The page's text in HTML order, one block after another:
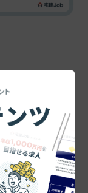
に及び、工事
数も多いた
算ミスは会社
つながる可能
ですが、それ